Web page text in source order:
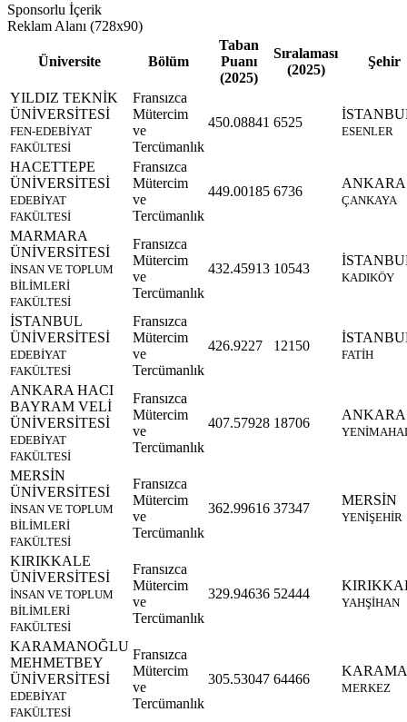
Sponsorlu İçerik
Reklam Alanı (728x90)
Üniversite Bölüm
Taban
Puanı
(2025)
Sıralaması
(2025)
Şehir
YILDIZ TEKNİK
ÜNİVERSİTESİ
FEN-EDEBİYAT
FAKÜLTESİ
Fransızca
Mütercim
ve
Tercümanlık
450.08841 6525
ESENLER
HACETTEPE
ÜNİVERSİTESİ
EDEBİYAT
FAKÜLTESİ
Fransızca
Mütercim
ve
Tercümanlık
449.00185 6736
ANKARA
ÇANKAYA
MARMARA
ÜNİVERSİTESİ
İNSAN VE TOPLUM
BİLİMLERİ
FAKÜLTESİ
Fransızca
Mütercim
ve
Tercümanlık
432.45913 10543
KADIKÖY
İSTANBUL
ÜNİVERSİTESİ
EDEBİYAT
FAKÜLTESİ
Fransızca
Mütercim
ve
Tercümanlık
426.9227 12150
FATİH
ANKARA HACI
BAYRAM VELİ
ÜNİVERSİTESİ
EDEBİYAT
FAKÜLTESİ
Fransızca
Mütercim
ve
Tercümanlık
407.57928 18706
ANKARA
MERSİN
ÜNİVERSİTESİ
İNSAN VE TOPLUM
BİLİMLERİ
FAKÜLTESİ
Fransızca
Mütercim
ve
Tercümanlık
362.99616 37347
MERSİN
YENİŞEHİR
KIRIKKALE
ÜNİVERSİTESİ
İNSAN VE TOPLUM
BİLİMLERİ
FAKÜLTESİ
Fransızca
Mütercim
ve
Tercümanlık
329.94636 52444
YAHŞİHAN
KARAMANOĞLU
MEHMETBEY
ÜNİVERSİTESİ
EDEBİYAT
FAKÜLTESİ
Fransızca
Mütercim
ve
Tercümanlık
305.53047 64466
MERKEZ